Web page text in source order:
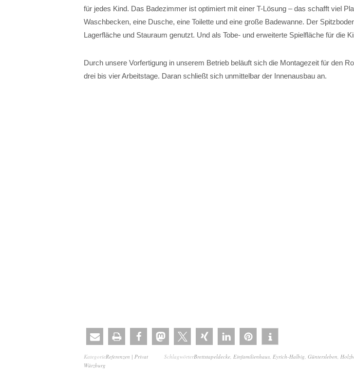
für jedes Kind. Das Badezimmer ist optimiert mit einer T-Lösung – das schafft viel
Waschbecken, eine Dusche, eine Toilette und eine große Badewanne. Der
Lagerfläche und Stauraum genutzt. Und als Tobe- und erweiterte Spielfläche für die
Durch unsere Vorfertigung in unserem Betrieb beläuft sich die Montagezeit für den
drei bis vier Arbeitstage. Daran schließt sich unmittelbar der Innenausbau an.
KategorieReferenzen | Privat SchlagwörterBrettstapeldecke Einfamilienhaus Eyrich-Halbig Güntersleben
Würzburg